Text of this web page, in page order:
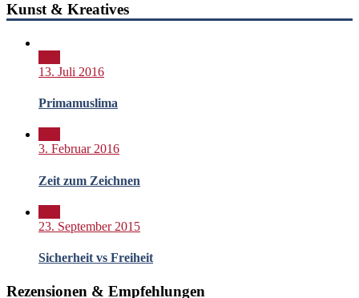
Kunst & Kreatives
13. Juli 2016
Primamuslima
3. Februar 2016
Zeit zum Zeichnen
23. September 2015
Sicherheit vs Freiheit
Rezensionen & Empfehlungen